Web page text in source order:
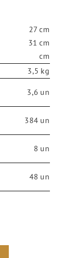
27 cm
31 cm
cm
3,5 kg
3,6 un
384 un
8 un
48 un